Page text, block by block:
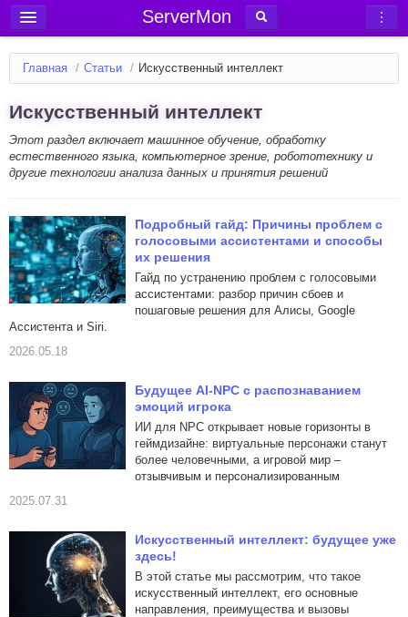
ServerMon
Добавить сервер
Мониторинг серверов
Новости
Блог
Статьи
Вход в аккаунт
Главная / Статьи / Искусственный интеллект
Искусственный интеллект
Этот раздел включает машинное обучение, обработку
естественного языка, компьютерное зрение, робототехнику и
другие технологии анализа данных и принятия решений
Подробный гайд: Причины проблем с
голосовыми ассистентами и способы
их решения
Гайд по устранению проблем с голосовыми
ассистентами: разбор причин сбоев и
пошаговые решения для Алисы, Google
Ассистента и Siri.
2026.05.18
Будущее AI‑NPC с распознаванием
эмоций игрока
ИИ для NPC открывает новые горизонты в
геймдизайне: виртуальные персонажи станут
более человечными, а игровой мир –
отзывчивым и персонализированным
2025.07.31
Искусственный интеллект: будущее уже
здесь!
В этой статье мы рассмотрим, что такое
искусственный интеллект, его основные
направления, преимущества и вызовы